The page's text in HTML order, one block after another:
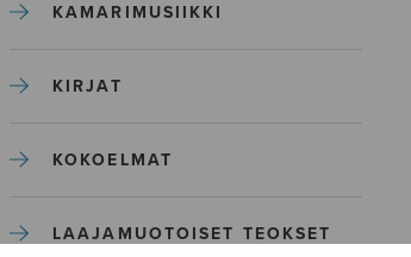
KAMARIMUSIIKKI
KIRJAT
KOKOELMAT
LAAJAMUOTOISET TEOKSET